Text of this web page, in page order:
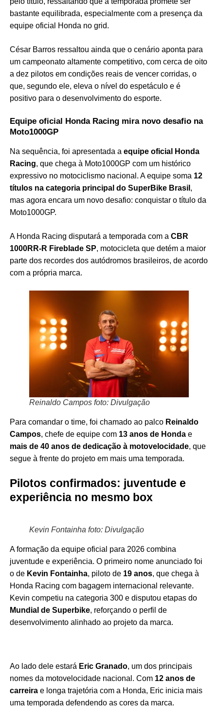
bastante equilibrada, especialmente com a presença da
equipe oficial Honda no grid.
César Barros ressaltou ainda que o cenário aponta para
um campeonato altamente competitivo, com cerca de oito
a dez pilotos em condições reais de vencer corridas, o
que, segundo ele, eleva o nível do espetáculo e é
positivo para o desenvolvimento do esporte.
Equipe oficial Honda Racing mira novo desafio na
Moto1000GP
Na sequência, foi apresentada a equipe oficial Honda
Racing, que chega à Moto1000GP com um histórico
expressivo no motociclismo nacional. A equipe soma 12
títulos na categoria principal do SuperBike Brasil ,
mas agora encara um novo desafio: conquistar o título da
Moto1000GP.
A Honda Racing disputará a temporada com a CBR
1000RR-R Fireblade SP, motocicleta que detém a maior
parte dos recordes dos autódromos brasileiros, de acordo
com a própria marca.
Reinaldo Campos foto: Divulgação
Para comandar o time, foi chamado ao palco Reinaldo
Campos, chefe de equipe com 13 anos de Honda e
mais de 40 anos de dedicação à motovelocidade, que
segue à frente do projeto em mais uma temporada.
Pilotos confirmados: juventude e
experiência no mesmo box
Kevin Fontainha foto: Divulgação
A formação da equipe oficial para 2026 combina
juventude e experiência. O primeiro nome anunciado foi
o de Kevin Fontainha, piloto de 19 anos, que chega à
Honda Racing com bagagem internacional relevante.
Kevin competiu na categoria 300 e disputou etapas do
Mundial de Superbike, reforçando o perfil de
desenvolvimento alinhado ao projeto da marca.
Ao lado dele estará Eric Granado, um dos principais
nomes da motovelocidade nacional. Com 12 anos de
carreira e longa trajetória com a Honda, Eric inicia mais
uma temporada defendendo as cores da marca.